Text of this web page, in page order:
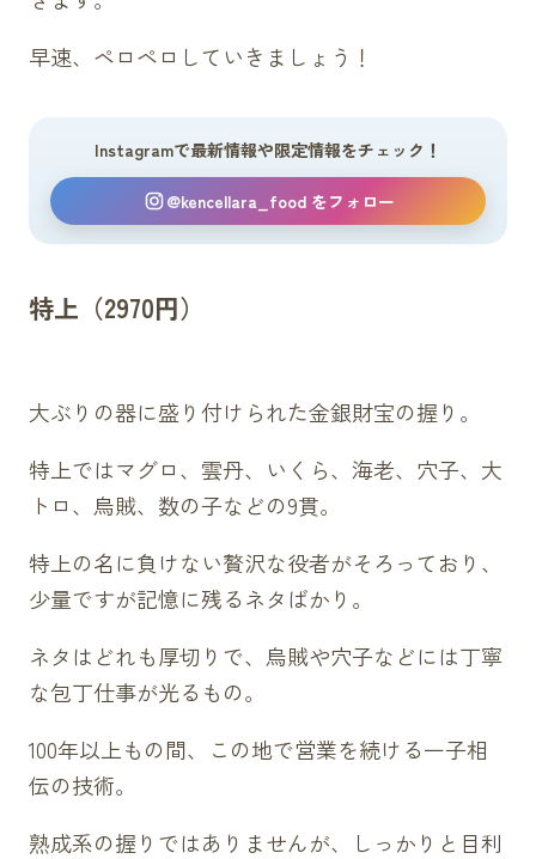
早速、ペロペロしていきましょう！
Instagramで最新情報や限定情報をチェック！
@kencellara_food をフォロー
特上（2970円）
大ぶりの器に盛り付けられた金銀財宝の握り。
特上ではマグロ、雲丹、いくら、海老、穴子、大
トロ、烏賊、数の子などの9貫。
特上の名に負けない贅沢な役者がそろっており、
少量ですが記憶に残るネタばかり。
ネタはどれも厚切りで、烏賊や穴子などには丁寧
な包丁仕事が光るもの。
100年以上もの間、この地で営業を続ける一子相
伝の技術。
熟成系の握りではありませんが、しっかりと目利